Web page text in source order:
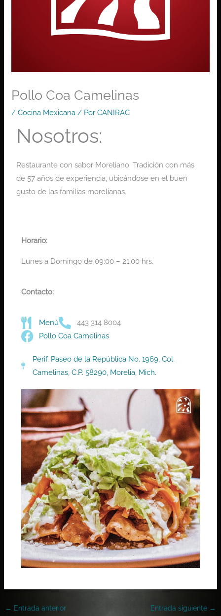
Pollo Coa Camelinas
/Cocina Mexicana / PorCANIRAC
Nosotros:
Restaurante con sabor Moreliano. Tradición con más
de 57 años de experiencia, ubicándose en el buen
gusto de las familias morelianas.
Horario:
Lunes a Domingo de 09:00 – 21:00 hrs.
Contacto:
Menú
443 314 8004
Pollo Coa Camelinas
Perif. Paseo de la República No. 1969, Col.
Camelinas, C.P. 58290, Morelia, Mich.
← Entrada anterior Entrada siguiente →